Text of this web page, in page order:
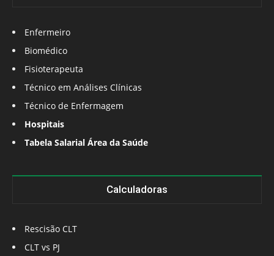
Enfermeiro
Biomédico
Fisioterapeuta
Técnico em Análises Clínicas
Técnico de Enfermagem
Hospitais
Tabela Salarial Área da Saúde
Calculadoras
Rescisão CLT
CLT vs PJ